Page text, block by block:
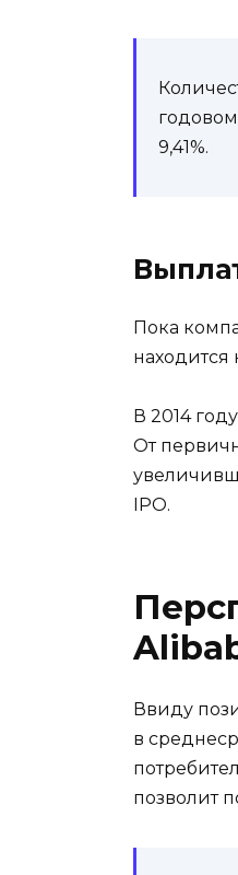
9,41%.
Пока
находится
В 2014
От
IPO.
Ввиду
в
позволит